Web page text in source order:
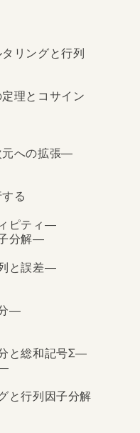
リングと行列
理とコサイン
への拡張―
る
ピティ―
分解―
と誤差―
―
と総和記号Σ―
と行列因子分解